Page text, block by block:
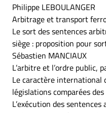
Philippe LEBOULANGER
Arbitrage et transport
Le sort des sentences
siège : proposition pour
Sébastien MANCIAUX
L’arbitre et l’ordre public,
Le caractère international
législations comparées
L’exécution des sentences